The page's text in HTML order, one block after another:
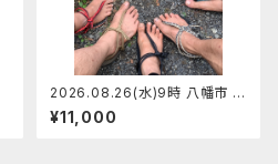
2026.08.26(水)9時 八幡市 マ
ンサンダルワークショップ【定員
6】ショージ
¥11,000